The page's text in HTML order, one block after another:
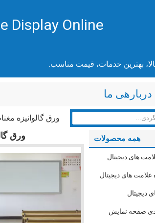
Display Online
بهترین خدمات، قیمت مناسب.
دربارهی ما
ورق گالوانیزه
ورق همه محصولات
های دیجیتال
های دیجیتال
دیجیتال
دی صفحه نمایش